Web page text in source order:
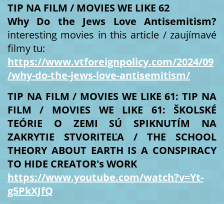
TIP NA FILM / MOVIES WE LIKE 62
Why Do the Jews Love Antisemitism?
interesting movies in this article / zaujímavé
filmy tu:
https://www.vtforeignpolicy.com/2024/09
/why-do-the-jews-love-antisemitism/
TIP NA FILM / MOVIES WE LIKE 61: TIP NA
FILM / MOVIES WE LIKE 61: ŠKOLSKÉ
TEÓRIE O ZEMI SÚ SPIKNUTÍM NA
ZAKRYTIE STVORITEĽA / THE SCHOOL
THEORY ABOUT EARTH IS A CONSPIRACY
TO HIDE CREATOR's WORK
https://www.youtube.com/watch?v=Yt-
g5PkXJfQ